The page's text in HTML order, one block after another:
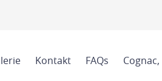
Kontakt FAQs